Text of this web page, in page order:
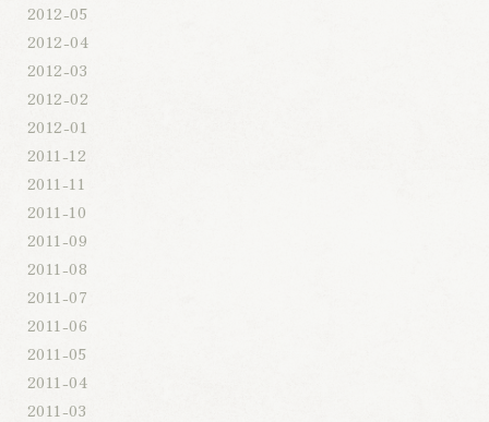
2012-05
2012-04
2012-03
2012-02
2012-01
2011-12
2011-11
2011-10
2011-09
2011-08
2011-07
2011-06
2011-05
2011-04
2011-03